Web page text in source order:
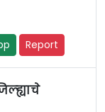
Report